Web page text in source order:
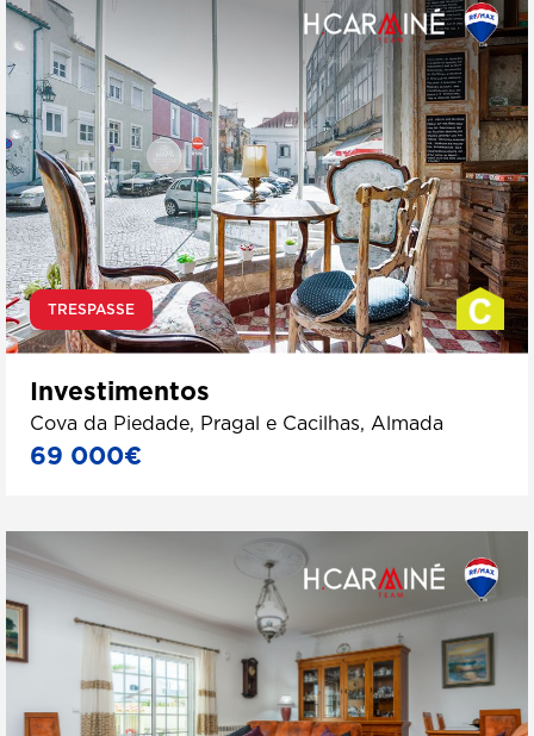
TRESPASSE
Investimentos
Cova da Piedade, Pragal e Cacilhas, Almada
69 000€